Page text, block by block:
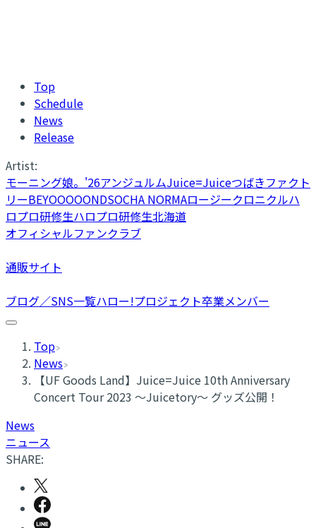
Top
Schedule
News
Release
Artist:
モーニング娘。'26アンジュルムJuice=Juiceつばきファクト
リーBEYOOOOONDSOCHA NORMAロージークロニクルハ
ロプロ研修生ハロプロ研修生北海道
オフィシャルファンクラブ
通販サイト
ブログ／SNS一覧ハロー!プロジェクト卒業メンバー
Top
News
【UF Goods Land】Juice=Juice 10th Anniversary
Concert Tour 2023 ～Juicetory～ グッズ公開！
News
ニュース
SHARE: